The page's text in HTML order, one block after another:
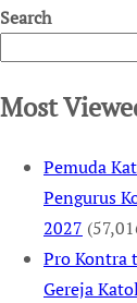
Search
Most
Pemuda
Pengurus
2027
Pro Kontra
Gereja